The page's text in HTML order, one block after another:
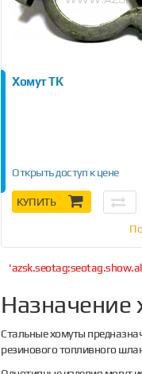
Хомут ТК
Открыть доступ к цене
КУПИТЬ
Назначение
Стальные хомуты
резинового топливного